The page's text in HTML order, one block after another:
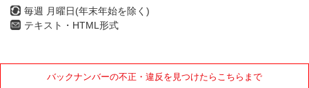
毎週 月曜日(年末年始を除く)
テキスト・HTML形式
バックナンバーの不正・違反を見つけたらこちらまで